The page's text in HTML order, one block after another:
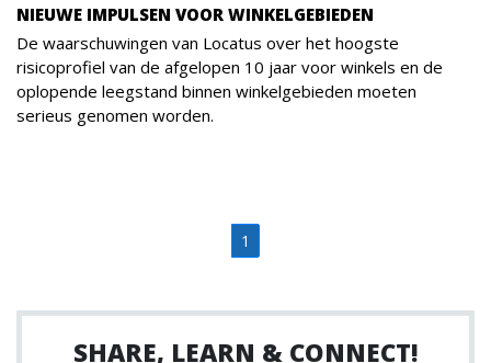
NIEUWE IMPULSEN VOOR WINKELGEBIEDEN
De waarschuwingen van Locatus over het hoogste
risicoprofiel van de afgelopen 10 jaar voor winkels en de
oplopende leegstand binnen winkelgebieden moeten
serieus genomen worden.
1
SHARE, LEARN & CONNECT!